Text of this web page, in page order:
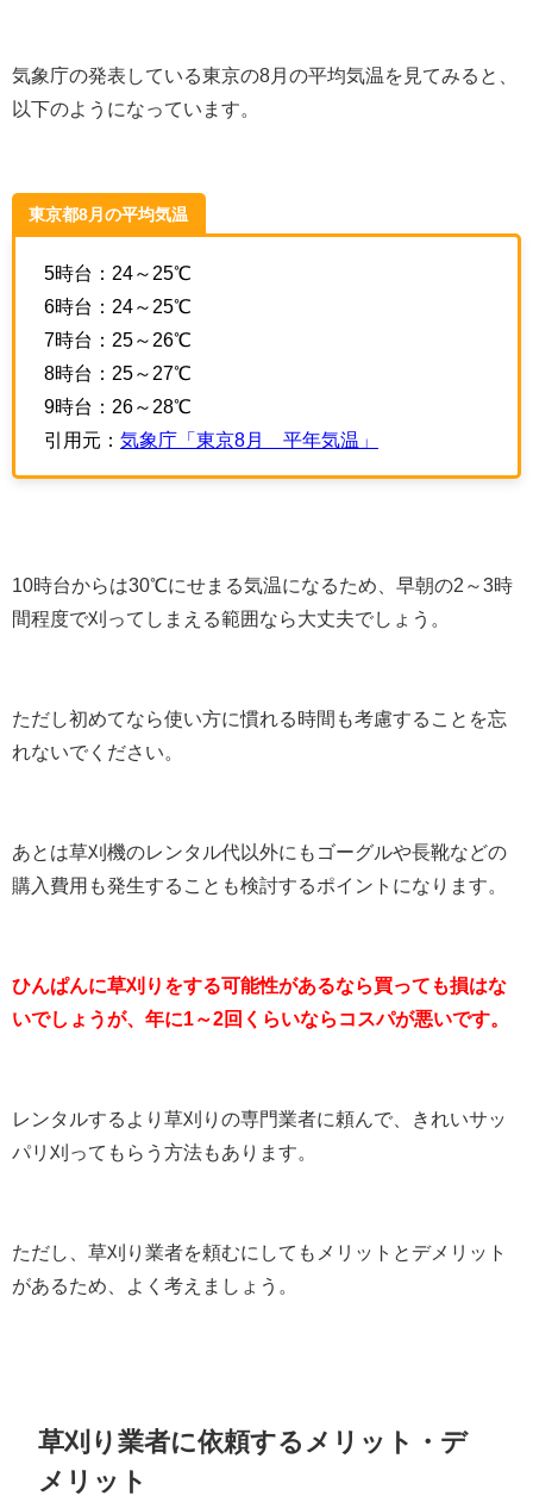
気象庁の発表している東京の8月の平均気温を見てみると、
以下のようになっています。
東京都8月の平均気温
5時台：24～25℃
6時台：24～25℃
7時台：25～26℃
8時台：25～27℃
9時台：26～28℃
引用元： 気象庁「東京8月 平年気温」
10時台からは30℃にせまる気温になるため、早朝の2～3時
間程度で刈ってしまえる範囲なら大丈夫でしょう。
ただし初めてなら使い方に慣れる時間も考慮することを忘
れないでください。
あとは草刈機のレンタル代以外にもゴーグルや長靴などの
購入費用も発生することも検討するポイントになります。
ひんぱんに草刈りをする可能性があるなら買っても損はな
いでしょうが、年に1～2回くらいならコスパが悪いです。
レンタルするより草刈りの専門業者に頼んで、きれいサッ
パリ刈ってもらう方法もあります。
ただし、草刈り業者を頼むにしてもメリットとデメリット
があるため、よく考えましょう。
草刈り業者に依頼するメリット・デ
メリット